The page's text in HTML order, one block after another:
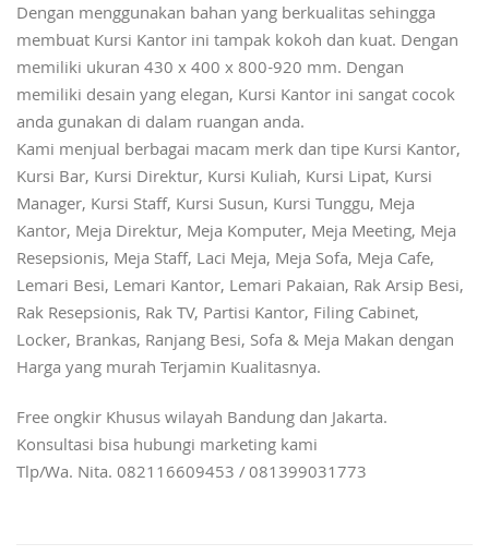
Dengan menggunakan bahan yang berkualitas sehingga
membuat Kursi Kantor ini tampak kokoh dan kuat. Dengan
memiliki ukuran 430 x 400 x 800-920 mm. Dengan
memiliki desain yang elegan, Kursi Kantor ini sangat cocok
anda gunakan di dalam ruangan anda.
Kami menjual berbagai macam merk dan tipe Kursi Kantor,
Kursi Bar, Kursi Direktur, Kursi Kuliah, Kursi Lipat, Kursi
Manager, Kursi Staff, Kursi Susun, Kursi Tunggu, Meja
Kantor, Meja Direktur, Meja Komputer, Meja Meeting, Meja
Resepsionis, Meja Staff, Laci Meja, Meja Sofa, Meja Cafe,
Lemari Besi, Lemari Kantor, Lemari Pakaian, Rak Arsip Besi,
Rak Resepsionis, Rak TV, Partisi Kantor, Filing Cabinet,
Locker, Brankas, Ranjang Besi, Sofa & Meja Makan dengan
Harga yang murah Terjamin Kualitasnya.
Free ongkir Khusus wilayah Bandung dan Jakarta.
Konsultasi bisa hubungi marketing kami
Tlp/Wa. Nita. 082116609453 / 081399031773